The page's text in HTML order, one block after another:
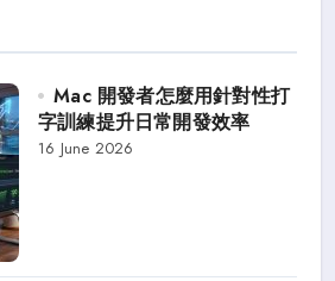
Mac 開發者怎麼用針對性打
字訓練提升日常開發效率
16 June 2026